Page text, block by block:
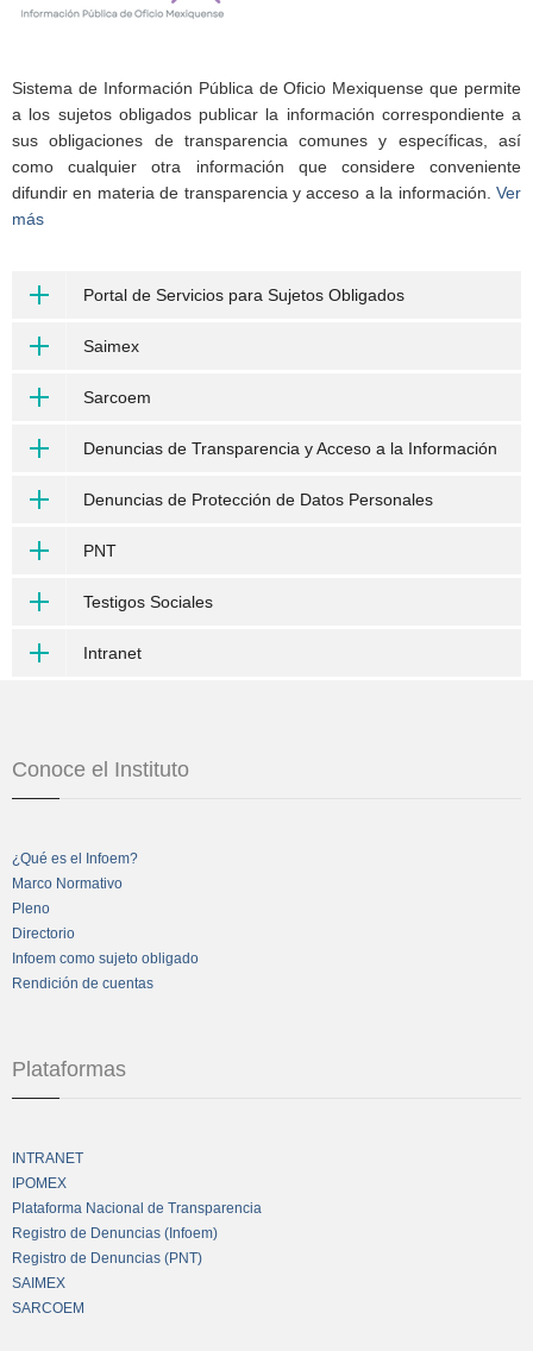
Sistema de Información Pública de Oficio Mexiquense que permite
a los sujetos obligados publicar la información correspondiente a
sus obligaciones de transparencia comunes y específicas, así
como cualquier otra información que considere conveniente
difundir en materia de transparencia y acceso a la información. Ver
más
Portal de Servicios para Sujetos Obligados
Saimex
Sarcoem
Denuncias de Transparencia y Acceso a la Información
Denuncias de Protección de Datos Personales
PNT
Testigos Sociales
Intranet
Conoce el Instituto
¿Qué es el Infoem?
Marco Normativo
Pleno
Directorio
Infoem como sujeto obligado
Rendición de cuentas
Plataformas
INTRANET
IPOMEX
Plataforma Nacional de Transparencia
Registro de Denuncias (Infoem)
Registro de Denuncias (PNT)
SAIMEX
SARCOEM